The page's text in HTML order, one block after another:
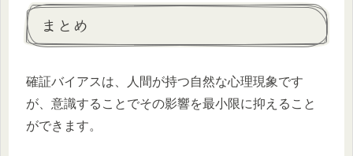
まとめ
確証バイアスは、人間が持つ自然な心理現象です
が、意識することでその影響を最小限に抑えること
ができます。